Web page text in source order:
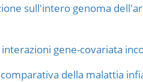
sull'intero genoma
gene-covariata
comparativa della malattia